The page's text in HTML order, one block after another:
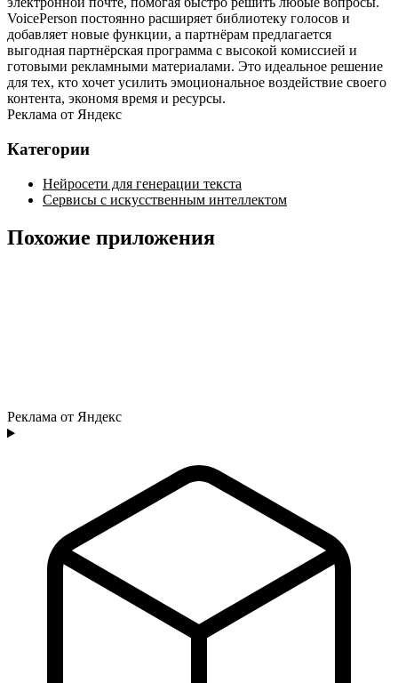
VoicePerson постоянно расширяет библиотеку голосов и
добавляет новые функции, а партнёрам предлагается
выгодная партнёрская программа с высокой комиссией и
готовыми рекламными материалами. Это идеальное решение
для тех, кто хочет усилить эмоциональное воздействие своего
контента, экономя время и ресурсы.
Реклама от Яндекс
Категории
Нейросети для генерации текста
Сервисы с искусственным интеллектом
Похожие приложения
Реклама от Яндекс